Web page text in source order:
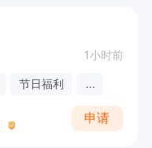
1小时前
节日福利 ...
申请